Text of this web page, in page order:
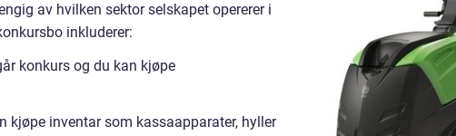
av hvilken sektor selskapet opererer i
inkluderer:
konkurs og du kan kjøpe
kjøpe inventar som kassaapparater, hyller